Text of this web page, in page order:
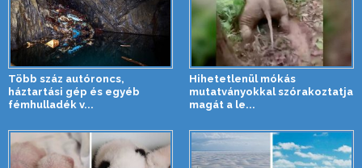
Több száz autóroncs,
háztartási gép és egyéb
fémhulladék v...
Hihetetlenül mókás
mutatványokkal szórakoztatja
magát a le...